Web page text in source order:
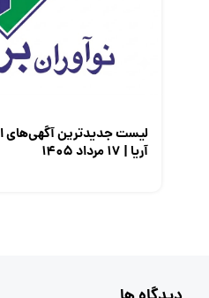
لیست جدیدترین آگهی‌های
آریا | ۱۷ مرداد ۱۴۰۵